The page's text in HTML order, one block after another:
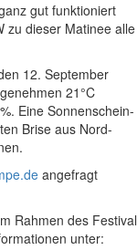
gut funktioniert
zu dieser Matinee alle
12. September
21°C
Eine Sonnenschein-
Brise aus Nord-
angefragt
Rahmen des Festival
unter: